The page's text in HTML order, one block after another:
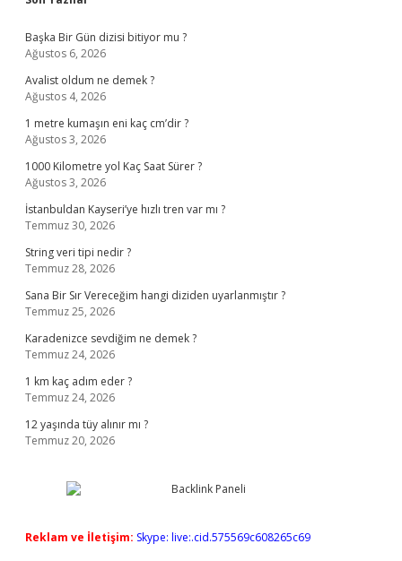
Sidebar
Başka Bir Gün dizisi bitiyor mu ?
Ağustos 6, 2026
Avalist oldum ne demek ?
Ağustos 4, 2026
1 metre kumaşın eni kaç cm’dir ?
Ağustos 3, 2026
1000 Kilometre yol Kaç Saat Sürer ?
Ağustos 3, 2026
İstanbuldan Kayseri’ye hızlı tren var mı ?
Temmuz 30, 2026
String veri tipi nedir ?
Temmuz 28, 2026
Sana Bir Sır Vereceğim hangi diziden uyarlanmıştır ?
Temmuz 25, 2026
Karadenizce sevdiğim ne demek ?
Temmuz 24, 2026
1 km kaç adım eder ?
Temmuz 24, 2026
12 yaşında tüy alınır mı ?
Temmuz 20, 2026
Reklam ve İletişim: Skype: live:.cid.575569c608265c69